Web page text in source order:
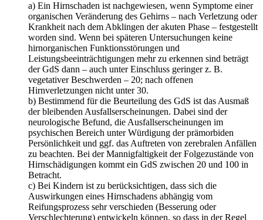
a) Ein Hirnschaden ist nachgewiesen, wenn Symptome einer
organischen Veränderung des Gehirns – nach Verletzung oder
Krankheit nach dem Abklingen der akuten Phase – festgestellt
worden sind. Wenn bei späteren Untersuchungen keine
hirnorganischen Funktionsstörungen und
Leistungsbeeinträchtigungen mehr zu erkennen sind beträgt
der GdS dann – auch unter Einschluss geringer z. B.
vegetativer Beschwerden – 20; nach offenen
Hirnverletzungen nicht unter 30.
b) Bestimmend für die Beurteilung des GdS ist das Ausmaß
der bleibenden Ausfallserscheinungen. Dabei sind der
neurologische Befund, die Ausfallserscheinungen im
psychischen Bereich unter Würdigung der prämorbiden
Persönlichkeit und ggf. das Auftreten von zerebralen Anfällen
zu beachten. Bei der Mannigfaltigkeit der Folgezustände von
Hirnschädigungen kommt ein GdS zwischen 20 und 100 in
Betracht.
c) Bei Kindern ist zu berücksichtigen, dass sich die
Auswirkungen eines Hirnschadens abhängig vom
Reifungsprozess sehr verschieden (Besserung oder
Verschlechterung) entwickeln können, so dass in der Regel